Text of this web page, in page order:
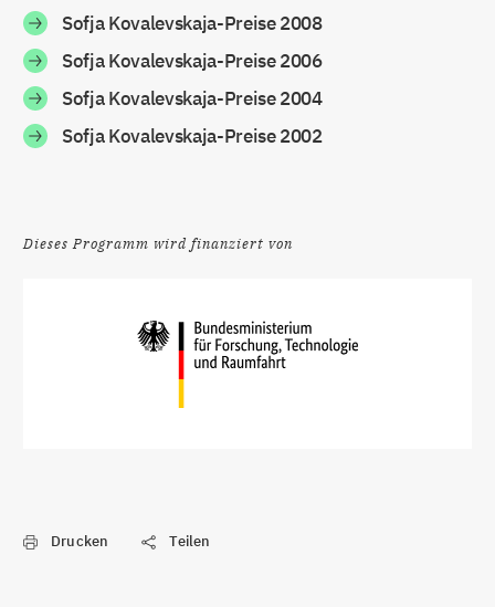
Sofja Kovalevskaja-Preise 2008
Sofja Kovalevskaja-Preise 2006
Sofja Kovalevskaja-Preise 2004
Sofja Kovalevskaja-Preise 2002
Dieses Programm wird finanziert von
Drucken Teilen